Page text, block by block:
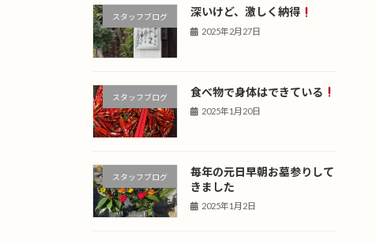
スタッフブログ 深いけど、激しく納得
2025年2月27日
スタッフブログ 食べ物で身体はできている
2025年1月20日
スタッフブログ
毎年の元日早朝お墓参りして
きました
2025年1月2日